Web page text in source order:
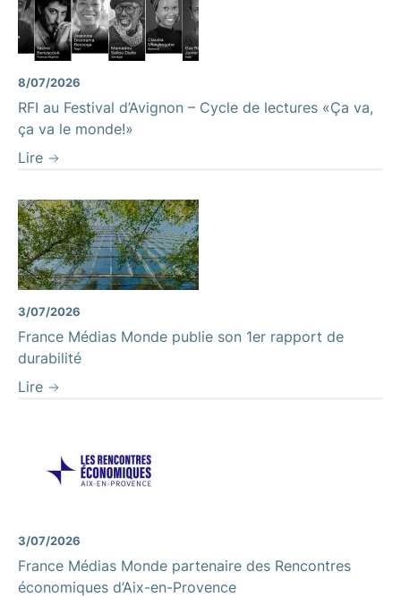
8/07/2026
RFI au Festival d’Avignon – Cycle de lectures «Ça va,
ça va le monde!»
Lire
3/07/2026
France Médias Monde publie son 1er rapport de
durabilité
Lire
3/07/2026
France Médias Monde partenaire des Rencontres
économiques d’Aix-en-Provence